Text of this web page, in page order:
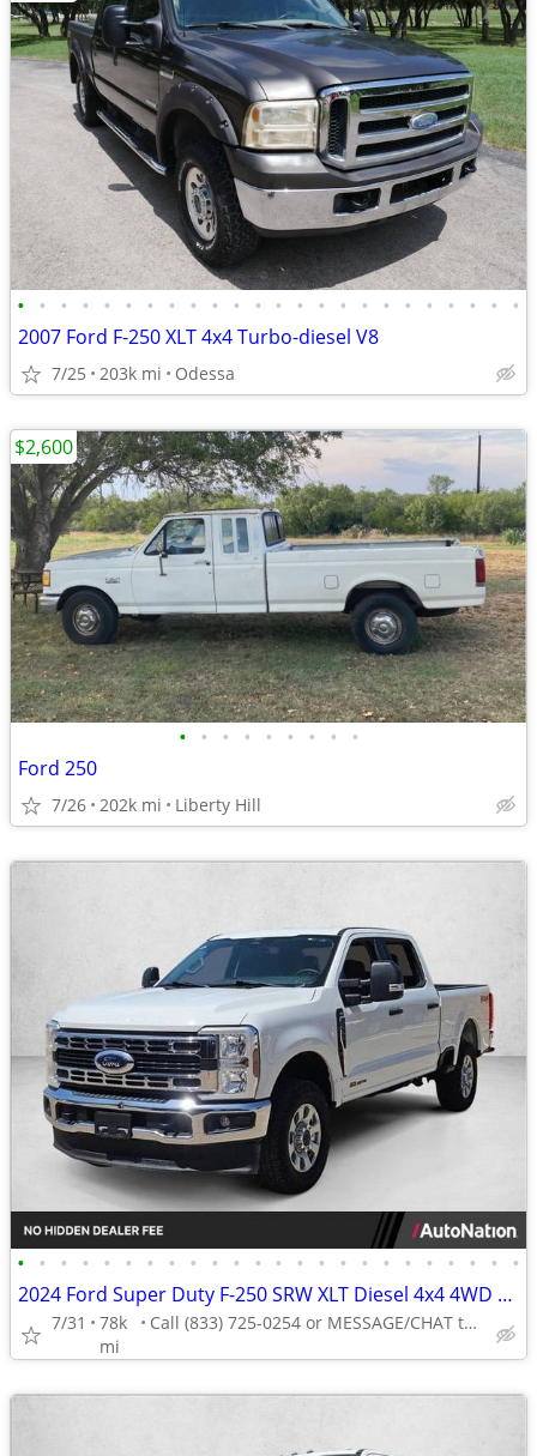
• • • • • • • • • • • • • • • • • • • • • • • •
2007 Ford F-250 XLT 4x4 Turbo-diesel V8
7/25 203k mi Odessa
• • • • • • • • •
Ford 250
7/26 202k mi Liberty Hill
$2,600
• • • • • • • • • • • • • • • • • • • • • • • •
2024 Ford Super Duty F-250 SRW XLT Diesel 4x4 4WD F250 Truck Crew cab AUTONATION
7/31
78k
mi
Call (833) 725-0254 or MESSAGE/CHAT to confirm availability